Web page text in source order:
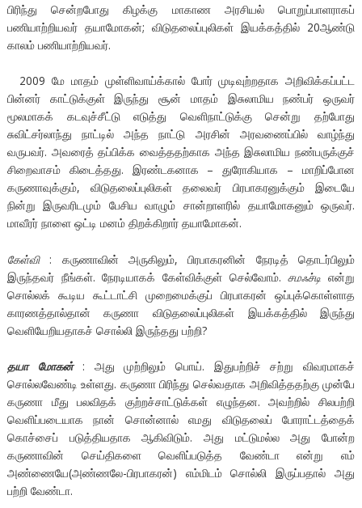
பிரிந்து சென்றபோது கிழக்கு மாகாண அரசியல் பொறுப்பாளராகப்
பணியாற்றியவர் தயாமோகன்; விடுதலைப்புலிகள் இயக்கத்தில் 20ஆண்டு
காலம் பணியாற்றியவர்.
2009 மே மாதம் முள்ளிவாய்க்கால் போர் முடிவுற்றதாக அறிவிக்கப்பட்ட
பின்னர் காட்டுக்குள் இருந்து சூன் மாதம் இசுலாமிய நண்பர் ஒருவர்
மூலமாகக் கடவுச்சீட்டு எடுத்து வெளிநாட்டுக்கு சென்று தற்போது
சுவிட்சர்லாந்து நாட்டில் அந்த நாட்டு அரசின் அரவணைப்பில் வாழ்ந்து
வருபவர். அவரைத் தப்பிக்க வைத்ததற்காக அந்த இசுலாமிய நண்பருக்குச்
சிறைவாசம் கிடைத்தது. இரண்டகனாக – துரோகியாக – மாறிப்போன
கருணாவுக்கும், விடுதலைப்புலிகள் தலைவர் பிரபாகரனுக்கும் இடையே
நின்று இருவரிடமும் பேசிய வாழும் சான்றாளரில் தயாமோகனும் ஒருவர்.
மாவீரர் நாளை ஒட்டி மனம் திறக்கிறார் தயாமோகன்.
கேள்வி: கருணாவின் அருகிலும், பிரபாகரனின் நேரடித் தொடர்பிலும்
இருந்தவர் நீங்கள். நேரடியாகக் கேள்விக்குள் செல்வோம்.சமஃச்டி என்று
சொல்லக் கூடிய கூட்டாட்சி முறைமைக்குப் பிரபாகரன் ஒப்புக்கொள்ளாத
காரணத்தால்தான் கருணா விடுதலைப்புலிகள் இயக்கத்தில் இருந்து
வெளியேறியதாகச் சொல்லி இருந்தது பற்றி?
தயா மோகன்: அது முற்றிலும் பொய். இதுபற்றிச் சற்று விவரமாகச்
சொல்லவேண்டி உள்ளது. கருணா பிரிந்து செல்வதாக அறிவித்ததற்கு முன்பே
கருணா மீது பலவிதக் குற்றச்சாட்டுக்கள் எழுந்தன. அவற்றில் சிலபற்றி
வெளிப்படையாக நான் சொன்னால் எமது விடுதலைப் போராட்டத்தைக்
கொச்சைப் படுத்தியதாக ஆகிவிடும். அது மட்டுமல்ல அது போன்ற
கருணாவின் செய்திகளை வெளிப்படுத்த வேண்டா என்று எம்
அண்ணையே(அண்ணலே-பிரபாகரன்) எம்மிடம் சொல்லி இருப்பதால் அது
பற்றி வேண்டா.